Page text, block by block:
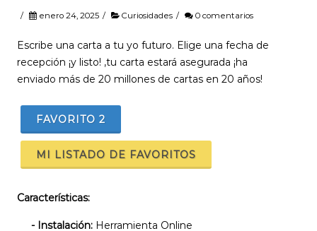
/ enero 24, 2025 / Curiosidades / 0 comentarios
Escribe una carta a tu yo futuro. Elige una fecha de
recepción ¡y listo! ,tu carta estará asegurada ¡ha
enviado más de 20 millones de cartas en 20 años!
FAVORITO 2
MI LISTADO DE FAVORITOS
Características:
- Instalación: Herramienta Online